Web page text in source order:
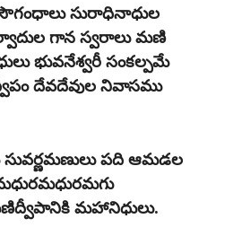
సురాధినాధుల
గాన స్వరాలు మణి
భువనేశ్వరీ సంకల్పమే
దేవదేవుల నివాసము
సువర్ణమణులు పది ఆమడల
మహానిధులు.